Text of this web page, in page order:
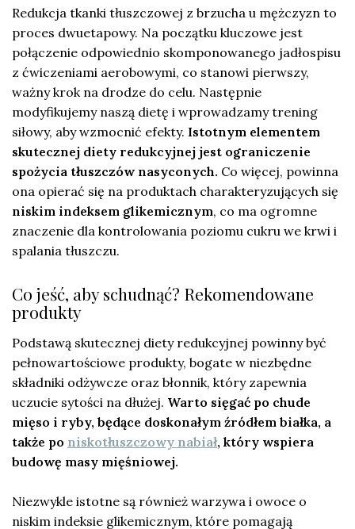
Redukcja tkanki tłuszczowej z brzucha u mężczyzn to
proces dwuetapowy. Na początku kluczowe jest
połączenie odpowiednio skomponowanego jadłospisu
z ćwiczeniami aerobowymi, co stanowi pierwszy,
ważny krok na drodze do celu. Następnie
modyfikujemy naszą dietę i wprowadzamy trening
siłowy, aby wzmocnić efekty. Istotnym elementem
skutecznej diety redukcyjnej jest ograniczenie
spożycia tłuszczów nasyconych. Co więcej, powinna
ona opierać się na produktach charakteryzujących się
niskim indeksem glikemicznym, co ma ogromne
znaczenie dla kontrolowania poziomu cukru we krwi i
spalania tłuszczu.
Co jeść, aby schudnąć? Rekomendowane
produkty
Podstawą skutecznej diety redukcyjnej powinny być
pełnowartościowe produkty, bogate w niezbędne
składniki odżywcze oraz błonnik, który zapewnia
uczucie sytości na dłużej. Warto sięgać po chude
mięso i ryby, będące doskonałym źródłem białka, a
także po niskotłuszczowy nabiał, który wspiera
budowę masy mięśniowej.
Niezwykle istotne są również warzywa i owoce o
niskim indeksie glikemicznym, które pomagają